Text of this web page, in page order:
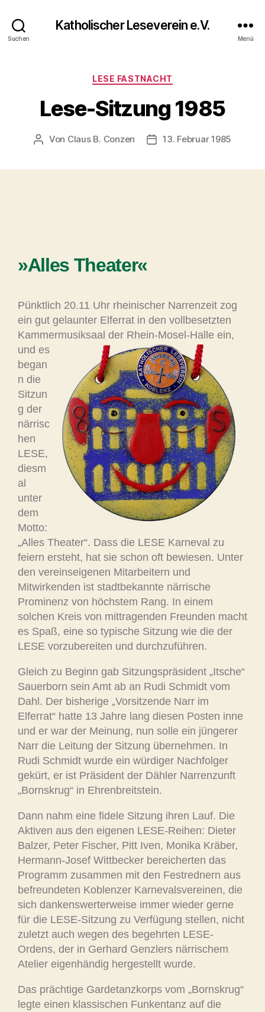
Suchen
Katholischer Leseverein e.V.
Menü
LESE FASTNACHT
Lese-Sitzung 1985
Von Claus B. Conzen 13. Februar 1985
»Alles Theater«
Pünktlich 20.11 Uhr rheinischer Narrenzeit zog
ein gut gelaunter Elferrat in den vollbesetzten
Kammermusiksaal der Rhein-Mosel-Halle ein,
und es
began
n die
Sitzun
g der
närrisc
hen
LESE,
diesm
al
unter
dem
Motto:
„Alles Theater“. Dass die LESE Karneval zu
feiern ersteht, hat sie schon oft bewiesen. Unter
den vereinseigenen Mitarbeitern und
Mitwirkenden ist stadtbekannte närrische
Prominenz von höchstem Rang. In einem
solchen Kreis von mittragenden Freunden macht
es Spaß, eine so typische Sitzung wie die der
LESE vorzubereiten und durchzuführen.
Gleich zu Beginn gab Sitzungspräsident „Itsche“
Sauerborn sein Amt ab an Rudi Schmidt vom
Dahl. Der bisherige „Vorsitzende Narr im
Elferrat“ hatte 13 Jahre lang diesen Posten inne
und er war der Meinung, nun solle ein jüngerer
Narr die Leitung der Sitzung übernehmen. In
Rudi Schmidt wurde ein würdiger Nachfolger
gekürt, er ist Präsident der Dähler Narrenzunft
„Bornskrug“ in Ehrenbreitstein.
Dann nahm eine fidele Sitzung ihren Lauf. Die
Aktiven aus den eigenen LESE-Reihen: Dieter
Balzer, Peter Fischer, Pitt Iven, Monika Kräber,
Hermann-Josef Wittbecker bereicherten das
Programm zusammen mit den Festrednern aus
befreundeten Koblenzer Karnevalsvereinen, die
sich dankenswerterweise immer wieder gerne
für die LESE-Sitzung zu Verfügung stellen, nicht
zuletzt auch wegen des begehrten LESE-
Ordens, der in Gerhard Genzlers närrischem
Atelier eigenhändig hergestellt wurde.
Das prächtige Gardetanzkorps vom „Bornskrug“
legte einen klassischen Funkentanz auf die